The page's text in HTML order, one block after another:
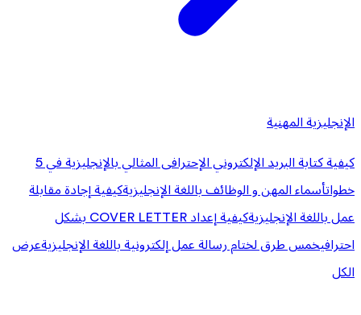
الإنجليزية المهنية
كيفية كتابة البريد الإلكتروني الإحترافى المثالي بالإنجليزية في 5
خطواتأسماء المهن و الوظائف باللغة الإنجليزيةكيفية إجادة مقابلة
عمل باللغة الإنجليزية
كيفية إعداد COVER LETTER بشكل
احترافيخمس طرق لختام رسالة عمل إلكترونية باللغة الإنجليزيةعرض
الكل